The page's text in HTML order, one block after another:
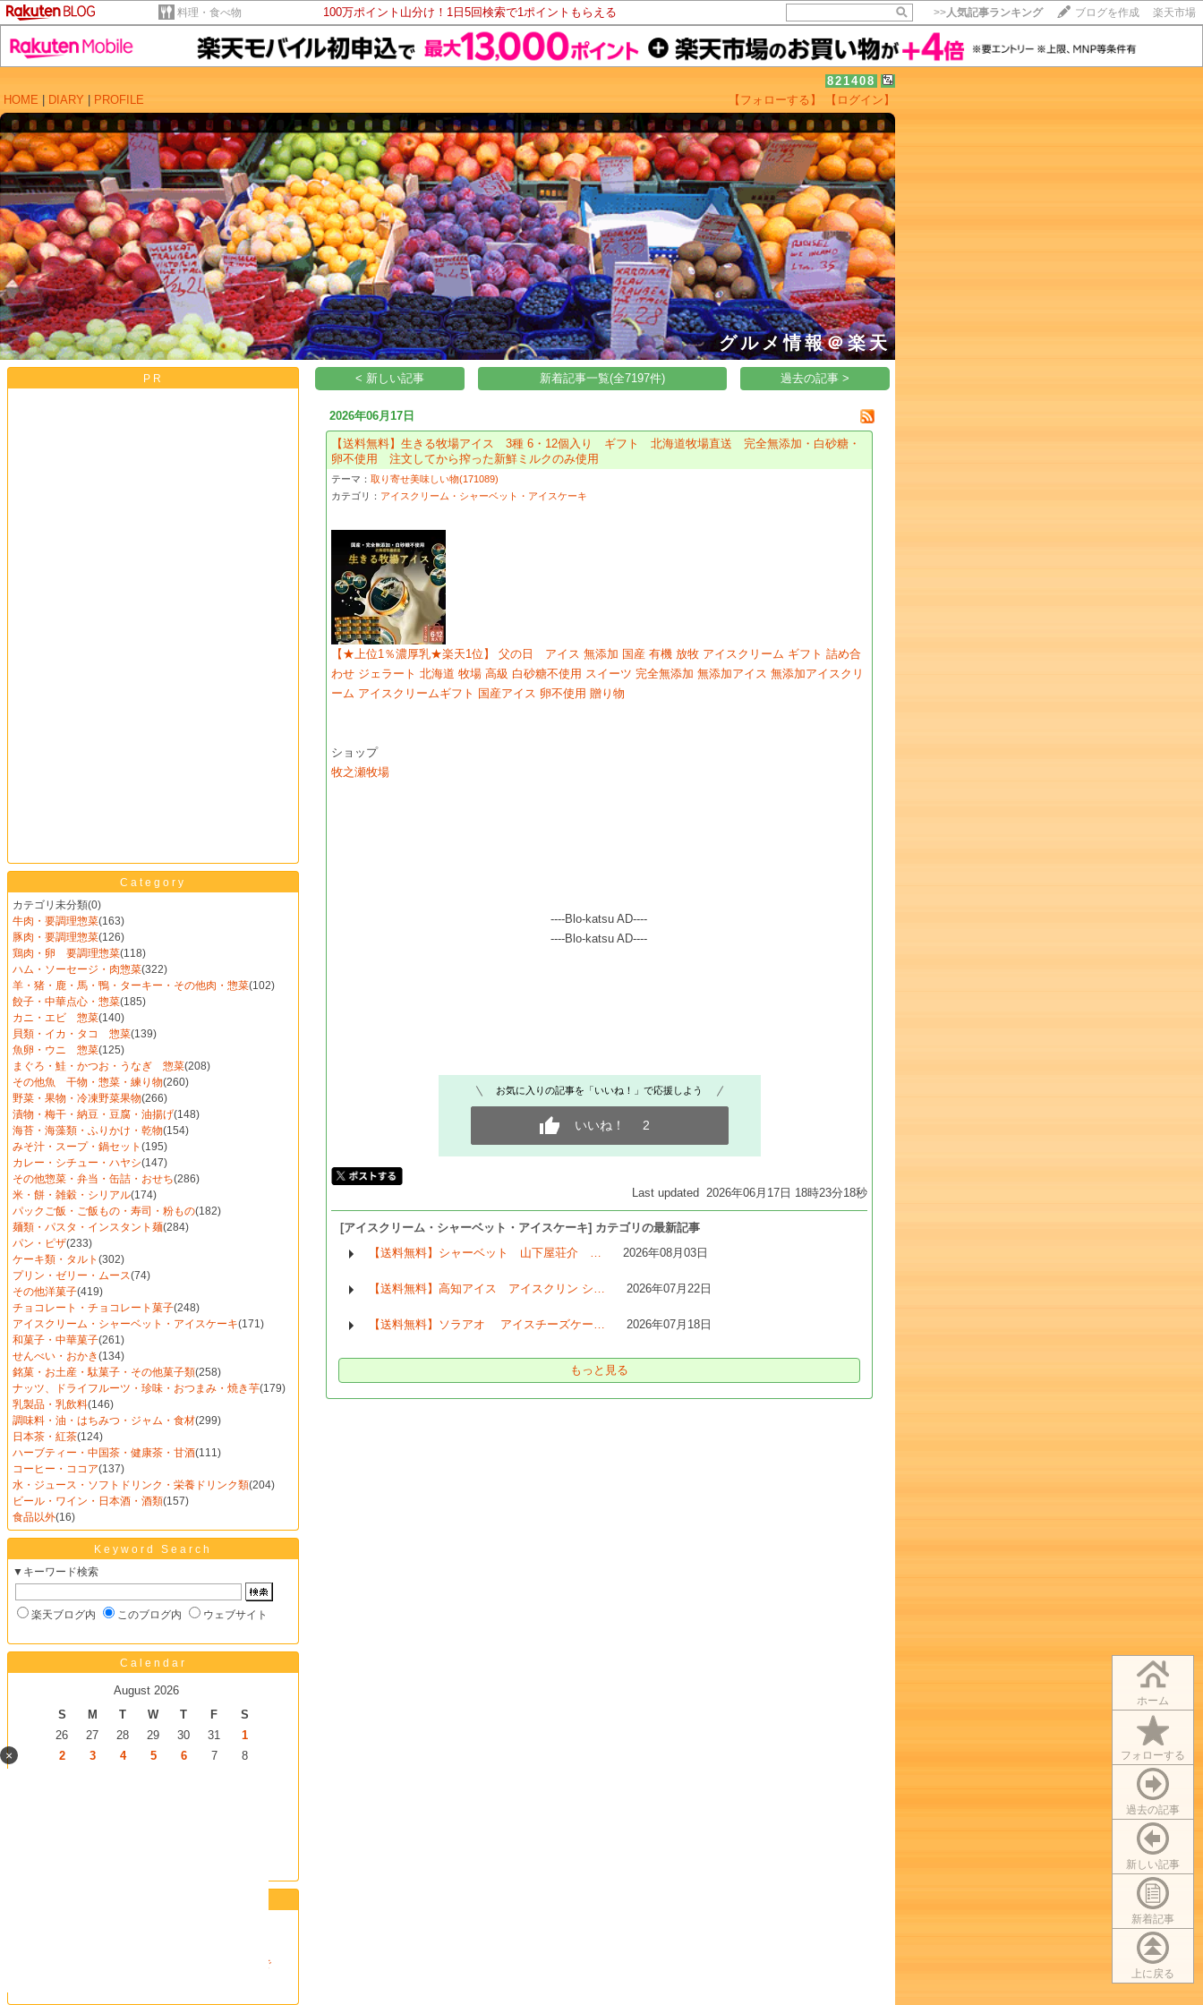
料理・食べ物 100万ポイント山分け！1日5回検索で1ポイントもらえる >>人気記事ランキング ブログを作成 楽天市場
821408
HOME
DIARY PROFILE 【フォローする】 【ログイン】
グルメ情報＠楽天
ホーム
フォローする
過去の記事
新しい記事
新着記事
上に戻る
PR
×
Category
カテゴリ未分類(0)
牛肉・要調理惣菜(163)
豚肉・要調理惣菜(126)
鶏肉・卵 要調理惣菜(118)
ハム・ソーセージ・肉惣菜(322)
羊・猪・鹿・馬・鴨・ターキー・その他肉・惣菜(102)
餃子・中華点心・惣菜(185)
カニ・エビ 惣菜(140)
貝類・イカ・タコ 惣菜(139)
魚卵・ウニ 惣菜(125)
まぐろ・鮭・かつお・うなぎ 惣菜(208)
その他魚 干物・惣菜・練り物(260)
野菜・果物・冷凍野菜果物(266)
漬物・梅干・納豆・豆腐・油揚げ(148)
海苔・海藻類・ふりかけ・乾物(154)
みそ汁・スープ・鍋セット (195)
カレー・シチュー・ハヤシ(147)
その他惣菜・弁当・缶詰・おせち(286)
米・餅・雑穀・シリアル(174)
パックご飯・ご飯もの・寿司・粉もの(182)
麺類・パスタ・インスタント麺(284)
パン・ピザ(233)
ケーキ類・タルト (302)
プリン・ゼリー・ムース(74)
その他洋菓子(419)
チョコレート・チョコレート菓子(248)
アイスクリーム・シャーベット・アイスケーキ(171)
和菓子・中華菓子(261)
せんべい・おかき(134)
銘菓・お土産・駄菓子・その他菓子類(258)
ナッツ、ドライフルーツ・珍味・おつまみ・焼き芋(179)
乳製品・乳飲料(146)
調味料・油・はちみつ・ジャム・食材(299)
日本茶・紅茶(124)
ハーブティー・中国茶・健康茶・甘酒(111)
コーヒー・ココア(137)
水・ジュース・ソフトドリンク・栄養ドリンク類(204)
ビール・ワイン・日本酒・酒類(157)
食品以外(16)
Keyword Search
▼キーワード検索
楽天ブログ内 このブログ内 ウェブサイト
Calendar
August 2026
S
M T W T F
S
26
27 28 29 30 31
1
2
3 4 5 6 7
8
（クレジットカード）入会で
< 新しい記事 新着記事一覧(全7197件) 過去の記事 >
2026年06月17日
【送料無料】生きる牧場アイス 3種 6・12個入り ギフト 北海道牧場直送 完全無添加・白砂糖・
卵不使用 注文してから搾った新鮮ミルクのみ使用
テーマ：取り寄せ美味しい物(171089)
カテゴリ： アイスクリーム・シャーベット・アイスケーキ
【★上位1％濃厚乳★楽天1位】 父の日 アイス 無添加 国産 有機 放牧 アイスクリーム ギフト 詰め合
わせ ジェラート 北海道 牧場 高級 白砂糖不使用 スイーツ 完全無添加 無添加アイス 無添加アイスクリ
ーム アイスクリームギフト 国産アイス 卵不使用 贈り物
ショップ
牧之瀬牧場
----Blo-katsu AD----
----Blo-katsu AD----
お気に入りの記事を「いいね！」で応援しよう
いいね！ 2
Last updated 2026年06月17日 18時23分18秒
[アイスクリーム・シャーベット・アイスケーキ] カテゴリの最新記事
【送料無料】シャーベット 山下屋荘介 …
2026年08月03日
【送料無料】高知アイス アイスクリン シ… 2026年07月22日
【送料無料】ソラアオ アイスチーズケー… 2026年07月18日
もっと見る